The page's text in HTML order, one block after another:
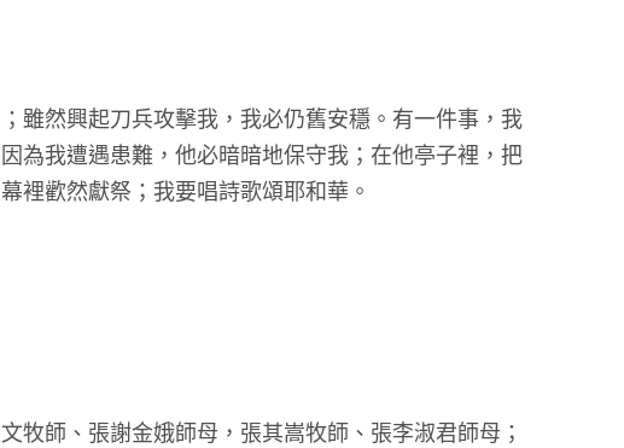
雖然興起刀兵攻擊我，我必仍舊安穩。有一件事，我
為我遭遇患難，他必暗暗地保守我；在他亭子裡，把
裡歡然獻祭；我要唱詩歌頌耶和華。
牧師、張謝金娥師母，張其嵩牧師、張李淑君師母；